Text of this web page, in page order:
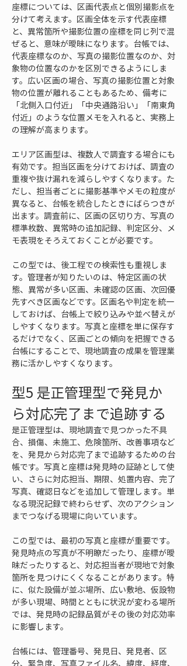
座標については、区画代表点と個別撮影点を
分けて考えます。区画全体を示す代表座標
と、異常箇所や撮影位置の座標を同じ列で混
ぜると、意味が曖昧になります。台帳では、
代表座標なのか、写真の撮影位置なのか、対
象物の位置なのかを区別できるようにしま
す。広い区画の場合、写真の撮影位置と対象
物の位置が離れることもあるため、備考に
「北側入口付近」「中央通路沿い」「南東角
付近」のような位置メモを入れると、実務上
の理解が高まります。
エリア区画型は、複数人で調査する場合にも
有効です。担当区画を分けておけば、調査の
重複や抜け漏れを減らしやすくなります。た
だし、担当者ごとに撮影基準やメモの粒度が
異なると、台帳を統合したときにばらつきが
出ます。調査前に、区画の区切り方、写真の
標準枚数、異常時の追加記録、判定区分、メ
モ表現をそろえておくことが必要です。
この型では、後工程での検索性も重視しま
す。管理者が知りたいのは、特定区画の状
態、異常が多い区画、未確認の区画、次回優
先すべき区画などです。区画名や判定を統一
しておけば、台帳上で絞り込みや並べ替えが
しやすくなります。写真と座標を単に保存す
るだけでなく、区画ごとの傾向を把握できる
台帳にすることで、現地調査の成果を管理業
務に活かしやすくなります。
型5 是正管理型で発見か
ら対応完了まで追跡する
是正管理型は、現地調査で見つかった不具
合、損傷、未施工、危険箇所、改善事項など
を、発見から対応完了まで追跡するための台
帳です。写真と座標は発見時の証跡として使
い、さらに対応担当、期限、処置内容、完了
写真、確認日などを追加して管理します。単
なる現況記録で終わらせず、次のアクション
までつなげる現場に向いています。
この型では、最初の写真と座標が重要です。
発見時点の写真が不明瞭だったり、座標が曖
昧だったりすると、対応担当者が現地で対象
箇所を見つけにくくなることがあります。特
に、似た設備が並ぶ場所、広い敷地、仮設物
が多い現場、時間とともに状況が変わる場所
では、発見時の記録品質がその後の対応効率
に影響します。
台帳には、管理番号、発見日、発見者、区
分、緊急度、写真ファイル名、緯度、経度、